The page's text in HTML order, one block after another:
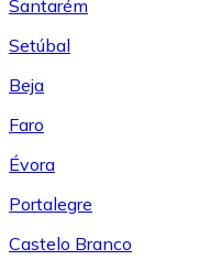
Santarém
Setúbal
Beja
Faro
Évora
Portalegre
Castelo Branco